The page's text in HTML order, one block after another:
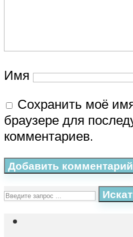
Имя
Сохранить моё
браузере для
комментариев.